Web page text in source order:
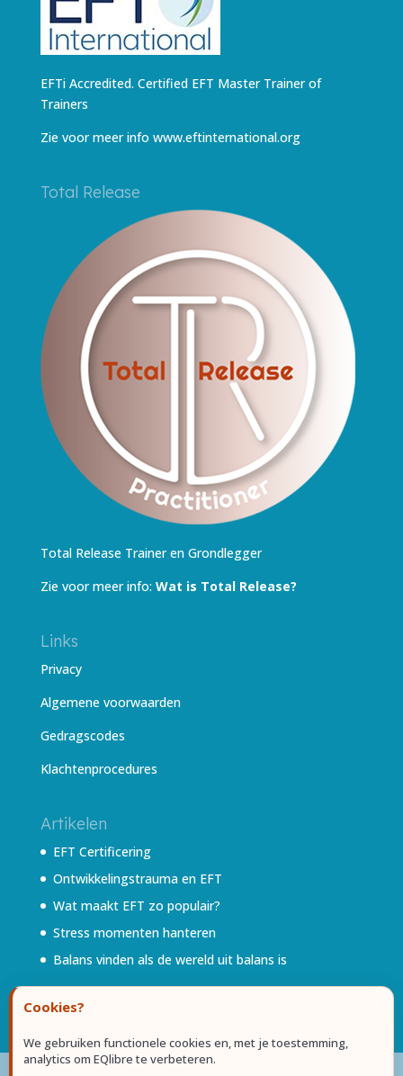
EFTi Accredited. Certified EFT Master Trainer of
Trainers
Zie voor meer info www.eftinternational.org
Total Release
Total Release Trainer en Grondlegger
Zie voor meer info: Wat is Total Release?
Links
Privacy
Algemene voorwaarden
Gedragscodes
Klachtenprocedures
Artikelen
EFT Certificering
Ontwikkelingstrauma en EFT
Wat maakt EFT zo populair?
Stress momenten hanteren
Balans vinden als de wereld uit balans is
Cookies?
We gebruiken functionele cookies en, met je toestemming,
analytics om EQlibre te verbeteren.